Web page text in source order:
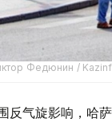
Федюнин /
反气旋影响，哈